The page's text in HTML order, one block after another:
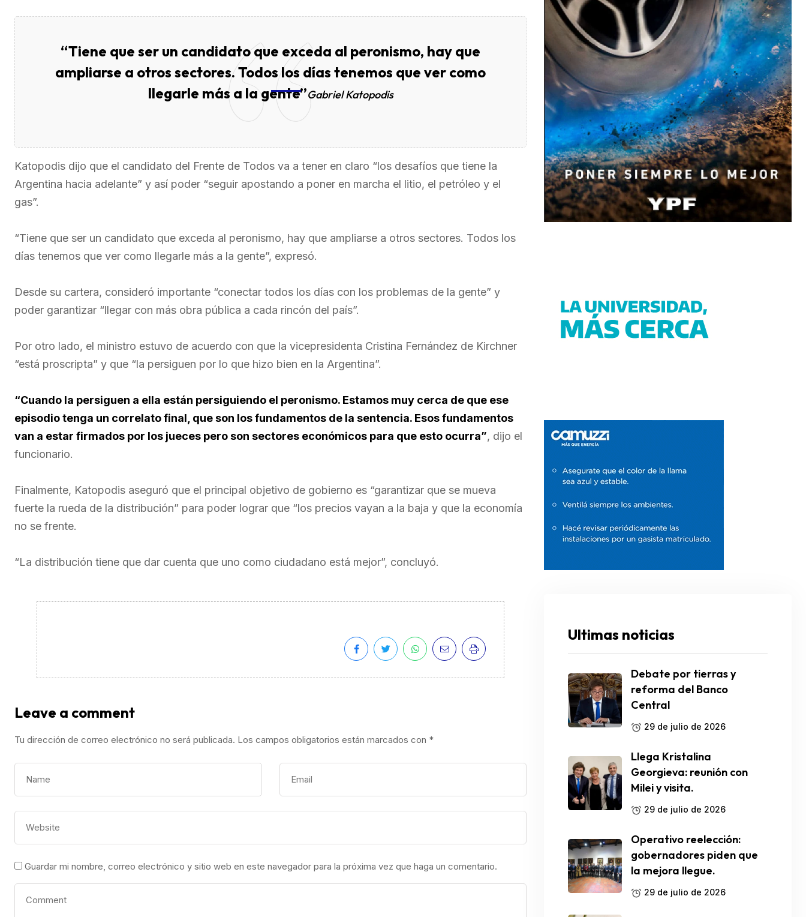
“Tiene que ser un candidato que exceda al peronismo, hay que
ampliarse a otros sectores. Todos los días tenemos que ver como
llegarle más a la gente”Gabriel Katopodis
Katopodis dijo que el candidato del Frente de Todos va a tener en claro “los desafíos que tiene la
Argentina hacia adelante” y así poder “seguir apostando a poner en marcha el litio, el petróleo y el
gas”.
“Tiene que ser un candidato que exceda al peronismo, hay que ampliarse a otros sectores. Todos los
días tenemos que ver como llegarle más a la gente”, expresó.
Desde su cartera, consideró importante “conectar todos los días con los problemas de la gente” y
poder garantizar “llegar con más obra pública a cada rincón del país”.
Por otro lado, el ministro estuvo de acuerdo con que la vicepresidenta Cristina Fernández de Kirchner
“está proscripta” y que “la persiguen por lo que hizo bien en la Argentina”.
“Cuando la persiguen a ella están persiguiendo el peronismo. Estamos muy cerca de que ese
episodio tenga un correlato final, que son los fundamentos de la sentencia. Esos fundamentos
van a estar firmados por los jueces pero son sectores económicos para que esto ocurra”, dijo el
funcionario.
Finalmente, Katopodis aseguró que el principal objetivo de gobierno es “garantizar que se mueva
fuerte la rueda de la distribución” para poder lograr que “los precios vayan a la baja y que la economía
no se frente.
“La distribución tiene que dar cuenta que uno como ciudadano está mejor”, concluyó.
Leave a comment
Tu dirección de correo electrónico no será publicada. Los campos obligatorios están marcados con *
Guardar mi nombre, correo electrónico y sitio web en este navegador para la próxima vez que haga un comentario.
Ultimas noticias
Debate por tierras y
reforma del Banco
Central
29 de julio de 2026
Llega Kristalina
Georgieva: reunión con
Milei y visita.
29 de julio de 2026
Operativo reelección:
gobernadores piden que
la mejora llegue.
29 de julio de 2026